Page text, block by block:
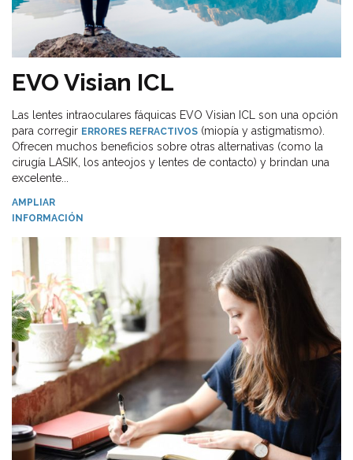
EVO Visian ICL
Las lentes intraoculares fáquicas EVO Visian ICL son una opción
para corregir ERRORES REFRACTIVOS (miopía y astigmatismo).
Ofrecen muchos beneficios sobre otras alternativas (como la
cirugía LASIK, los anteojos y lentes de contacto) y brindan una
excelente...
AMPLIAR
INFORMACIÓN